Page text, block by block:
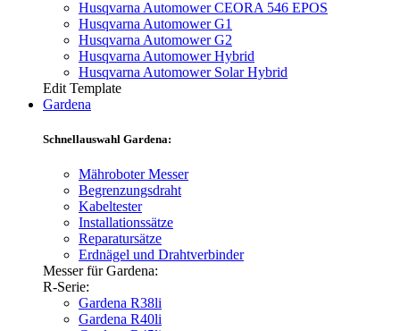
Husqvarna Automower CEORA 546 EPOS
Husqvarna Automower G1
Husqvarna Automower G2
Husqvarna Automower Hybrid
Husqvarna Automower Solar Hybrid
Edit Template
Gardena
Schnellauswahl Gardena:
Mähroboter Messer
Begrenzungsdraht
Kabeltester
Installationssätze
Reparatursätze
Erdnägel und Drahtverbinder
Messer für Gardena:
R-Serie:
Gardena R38li
Gardena R40li